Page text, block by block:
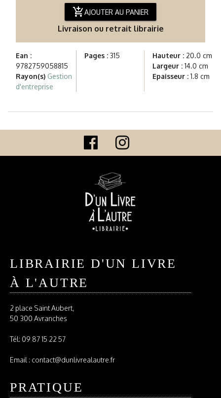
add_shopping_cartAJOUTER AU PANIER
Livraison ou retrait librairie
Ean :
9782759058815
Rayon(s) Gestion
d'entreprise
Pages :315 Hauteur : 20.0 cm
Largeur : 14.0 cm
Epaisseur : 1.8 cm
LIBRAIRIE D'UN LIVRE
À L'AUTRE
2 place Saint Aubert,
50 300 Avranches
Tél: 09 87 15 22 57
Email : contact@dunlivrealautre.fr
PRATIQUE